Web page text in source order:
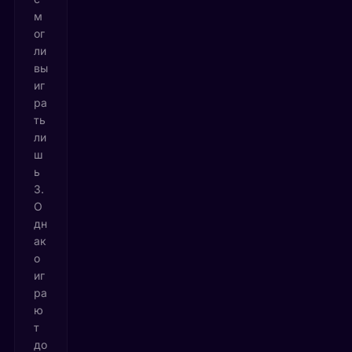
м
ог
ли
вы
иг
ра
ть
ли
ш
ь
3.
О
дн
ак
о
иг
ра
ю
т
до